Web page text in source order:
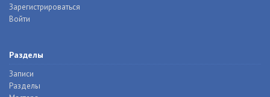
Зарегистрироваться
Войти
Разделы
Записи
Разделы